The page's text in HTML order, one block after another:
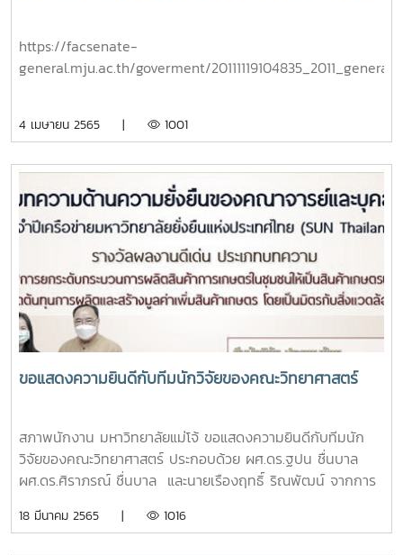
ประจำปี 2564 ณ วันที่ 19 พฤษภาคม 2565
https://facsenate-
general.mju.ac.th/goverment/
4 เมษายน 2565 | 1001
ขอแสดงความยินดีกับทีมนักวิจัยของคณะวิทยาศาสตร์
สภาพนักงาน มหาวิทยาลัยแม่โจ้ ขอแสดงความยินดีกับทีมนัก
วิจัยของคณะวิทยาศาสตร์ ประกอบด้วย ผศ.ดร.ฐปน ชื่นบาล
ผศ.ดร.ศิราภรณ์ ชื่นบาล และนายเรืองฤทธิ์ ริณพัฒน์ จากการ
2564 ในการประชุมประจำปีเครือข่ายมหาวิทยาลัยยั่งยืนแห่ง
18 มีนาคม 2565 | 1016